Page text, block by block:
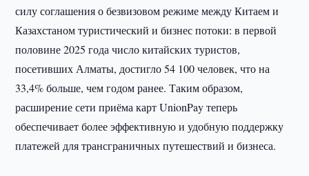
силу соглашения о безвизовом режиме между Китаем и
Казахстаном туристический и бизнес потоки: в первой
половине 2025 года число китайских туристов,
посетивших Алматы, достигло 54 100 человек, что на
33,4% больше, чем годом ранее. Таким образом,
расширение сети приёма карт UnionPay теперь
обеспечивает более эффективную и удобную поддержку
платежей для трансграничных путешествий и бизнеса.